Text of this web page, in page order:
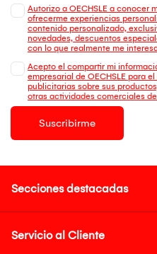
Autorizo a OECHSLE a conocer
ofrecerme experiencias
contenido personalizado,
novedades, descuentos
con lo que realmente me
Acepto el compartir mi
empresarial de OECHSLE para
publicitarias sobre sus
otras actividades comerciales
Suscribirme
Secciones destacadas
Servicio al Cliente